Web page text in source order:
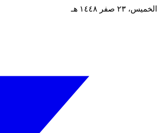
الخميس، ٢٣ صفر ١٤٤٨ هـ